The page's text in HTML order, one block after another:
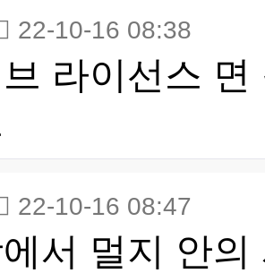
22-10-16 08:38
라이선스
22-10-16 08:47
서 멀지 안